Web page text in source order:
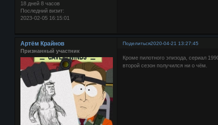
18 дней 8 часов
Последний визит:
2023-02-05 16:15:01
Поделиться2020-04-21 13:27:45
Артём Крайнов
Признанный участник
Кроме пилотного эпизода, сериал
второй сезон получился ни о чём.